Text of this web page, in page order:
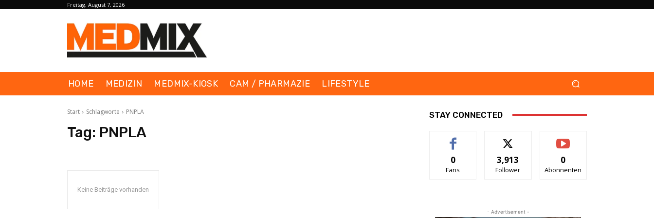
Freitag, August 7, 2026
HOME MEDIZIN MEDMIX-KIOSK CAM / PHARMAZIE LIFESTYLE
Start Schlagworte PNPLA
Tag: PNPLA
Keine Beiträge vorhanden
STAY CONNECTED
0
Fans
3,913
Follower
0
Abonnenten
- Advertisement -